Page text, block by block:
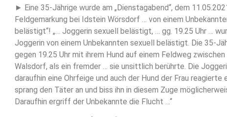
► Eine 35-Jährige wurde am „Dienstagabend“, dem
Feldgemarkung bei Idstein Wörsdorf … von einem
belästigt“! „… Joggerin sexuell belästigt, … gg. 19.25 Uhr …
Joggerin von einem Unbekannten sexuell belästigt. Die 35-
gegen 19.25 Uhr mit ihrem Hund auf einem Feldweg
Walsdorf, als ein fremder … sie unsittlich berührte. Die
daraufhin eine Ohrfeige und auch der Hund der Frau reagierte
sprang den Täter an und biss ihn in diesem Zuge
Daraufhin ergriff der Unbekannte die Flucht …“